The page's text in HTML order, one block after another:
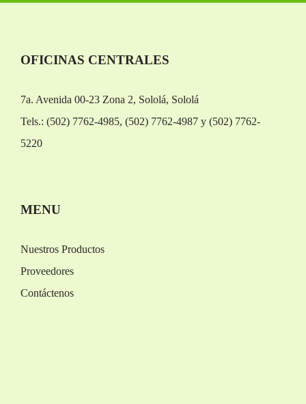
OFICINAS CENTRALES
7a. Avenida 00-23 Zona 2, Sololá, Sololá
Tels.: (502) 7762-4985, (502) 7762-4987 y (502) 7762-
5220
MENU
Nuestros Productos
Proveedores
Contáctenos